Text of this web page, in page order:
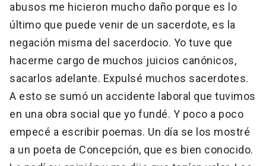
abusos me hicieron mucho daño porque es lo
último que puede venir de un sacerdote, es la
negación misma del sacerdocio. Yo tuve que
hacerme cargo de muchos juicios canónicos,
sacarlos adelante. Expulsé muchos sacerdotes.
A esto se sumó un accidente laboral que tuvimos
en una obra social que yo fundé. Y poco a poco
empecé a escribir poemas. Un día se los mostré
a un poeta de Concepción, que es bien conocido.